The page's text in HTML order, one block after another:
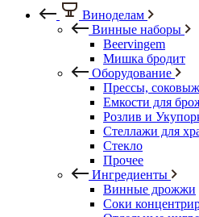
Виноделам
Винные наборы
Beervingem
Мишка бродит
Оборудование
Прессы,
Емкости для
Розлив и
Стеллажи для
Стекло
Прочее
Ингредиенты
Винные дрожжи
Соки